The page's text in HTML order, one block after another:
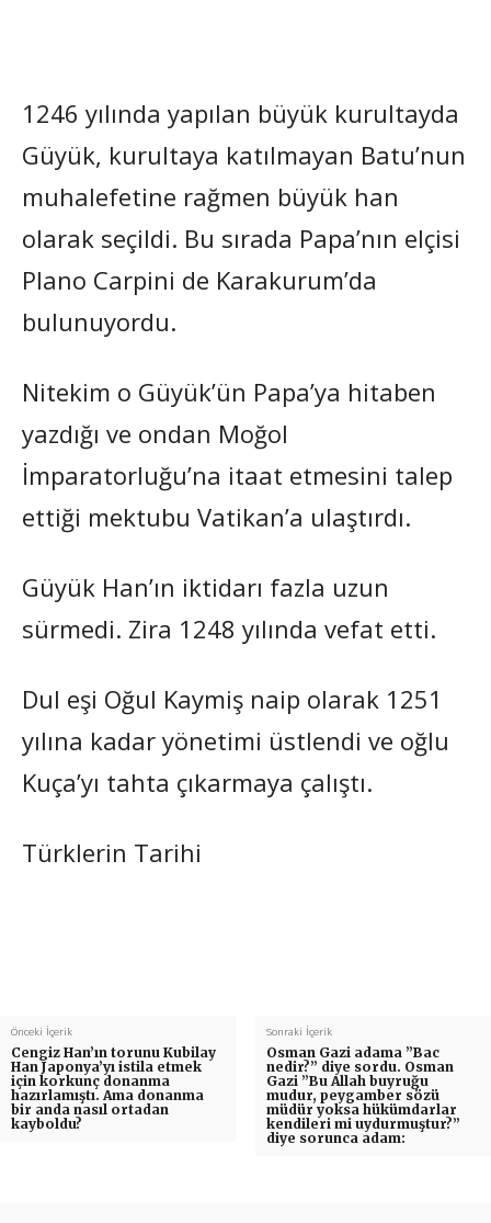
1246 yılında yapılan büyük kurultayda
Güyük, kurultaya katılmayan Batu’nun
muhalefetine rağmen büyük han
olarak seçildi. Bu sırada Papa’nın elçisi
Plano Carpini de Karakurum’da
bulunuyordu.
Nitekim o Güyük’ün Papa’ya hitaben
yazdığı ve ondan Moğol
İmparatorluğu’na itaat etmesini talep
ettiği mektubu Vatikan’a ulaştırdı.
Güyük Han’ın iktidarı fazla uzun
sürmedi. Zira 1248 yılında vefat etti.
Dul eşi Oğul Kaymiş naip olarak 1251
yılına kadar yönetimi üstlendi ve oğlu
Kuça’yı tahta çıkarmaya çalıştı.
Türklerin Tarihi
Önceki İçerik
Cengiz Han’ın torunu Kubilay
Han Japonya’yı istila etmek
için korkunç donanma
hazırlamıştı. Ama donanma
bir anda nasıl ortadan
kayboldu?
Sonraki İçerik
Osman Gazi adama ”Bac
nedir?” diye sordu. Osman
Gazi ”Bu Allah buyruğu
mudur, peygamber sözü
müdür yoksa hükümdarlar
kendileri mi uydurmuştur?”
diye sorunca adam: